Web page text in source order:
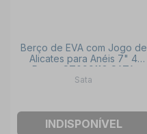
Berço de EVA com Jogo de
Alicates para Anéis 7" 4
Peças ST09911G SATA
Sata
INDISPONÍVEL